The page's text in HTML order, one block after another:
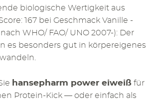
biologische Wertigkeit aus
167 bei Geschmack Vanille -
WHO/ FAO/ UNO 2007-): Der
es besonders gut in körpereigenes
hansepharm power eiweiß für
Protein-Kick — oder einfach als